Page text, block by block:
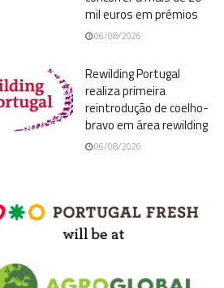
mil euros em prémios
06/08/2026
Rewilding Portugal
realiza primeira
reintrodução de coelho-
bravo em área rewilding
06/08/2026